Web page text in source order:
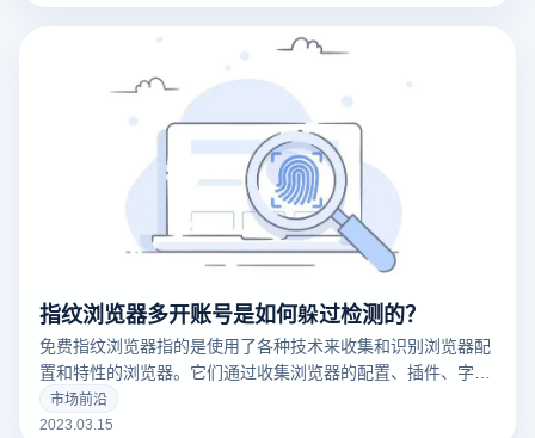
竟，这是我们国内企业的老套路。当然，这种方式也是我们企
指纹浏览器多开账号是如何躲过检测的？
免费指纹浏览器指的是使用了各种技术来收集和识别浏览器配
置和特性的浏览器。它们通过收集浏览器的配置、插件、字
体、操作系统版本等信息来创建一个唯一的浏览器指纹，这可
以用于追踪用户的在线行为。
市场前沿
2023.03.15